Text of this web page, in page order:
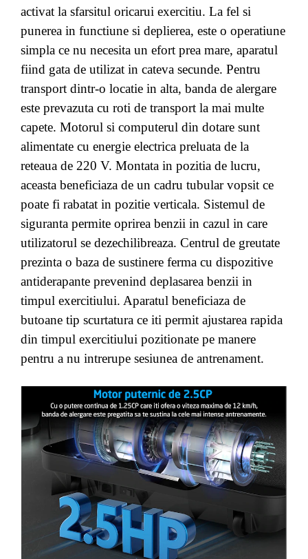
activat la sfarsitul oricarui exercitiu. La fel si
punerea in functiune si deplierea, este o operatiune
simpla ce nu necesita un efort prea mare, aparatul
fiind gata de utilizat in cateva secunde. Pentru
transport dintr-o locatie in alta, banda de alergare
este prevazuta cu roti de transport la mai multe
capete. Motorul si computerul din dotare sunt
alimentate cu energie electrica preluata de la
reteaua de 220 V. Montata in pozitia de lucru,
aceasta beneficiaza de un cadru tubular vopsit ce
poate fi rabatat in pozitie verticala. Sistemul de
siguranta permite oprirea benzii in cazul in care
utilizatorul se dezechilibreaza. Centrul de greutate
prezinta o baza de sustinere ferma cu dispozitive
antiderapante prevenind deplasarea benzii in
timpul exercitiului. Aparatul beneficiaza de
butoane tip scurtatura ce iti permit ajustarea rapida
din timpul exercitiului pozitionate pe manere
pentru a nu intrerupe sesiunea de antrenament.